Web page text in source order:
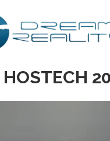
HOSTECH